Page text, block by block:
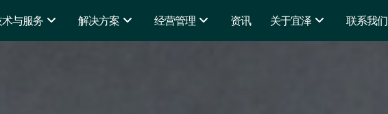
与服务 解决方案 经营管理 资讯 关于宜泽 联系我们